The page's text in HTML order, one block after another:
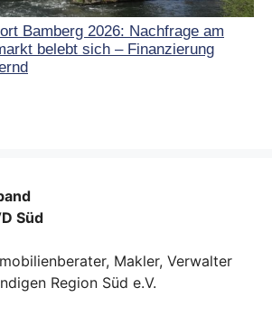
Bamberg 2026: Nachfrage am
belebt sich – Finanzierung
Süd
Makler, Verwalter
Region Süd e.V.